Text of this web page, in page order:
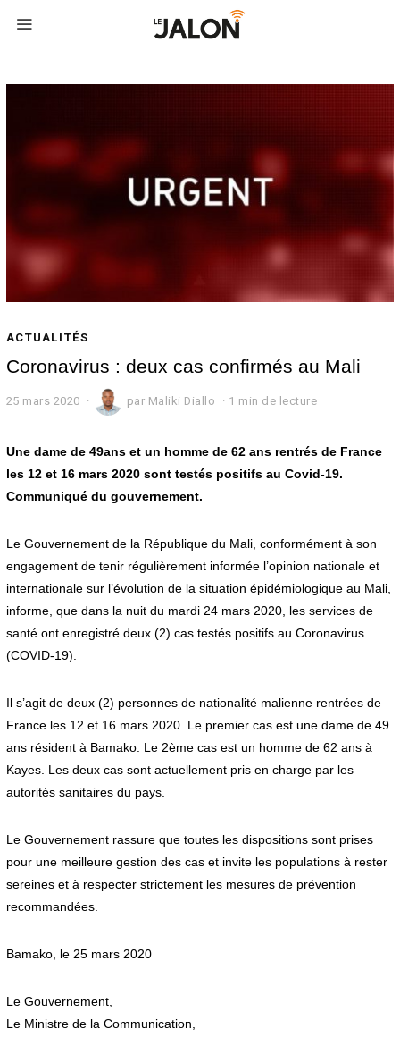
ACTUALITÉS
Coronavirus : deux cas confirmés au Mali
25 mars 2020
a
s
2
0
par Maliki Diallo 1 min de lecture
Une dame de 49ans et un homme de 62 ans rentrés de France
les 12 et 16 mars 2020 sont testés positifs au Covid-19.
Communiqué du gouvernement.
Le Gouvernement de la République du Mali, conformément à son
engagement de tenir régulièrement informée l’opinion nationale et
internationale sur l’évolution de la situation épidémiologique au Mali,
informe, que dans la nuit du mardi 24 mars 2020, les services de
santé ont enregistré deux (2) cas testés positifs au Coronavirus
(COVID-19).
Il s’agit de deux (2) personnes de nationalité malienne rentrées de
France les 12 et 16 mars 2020. Le premier cas est une dame de 49
ans résident à Bamako. Le 2ème cas est un homme de 62 ans à
Kayes. Les deux cas sont actuellement pris en charge par les
autorités sanitaires du pays.
Le Gouvernement rassure que toutes les dispositions sont prises
pour une meilleure gestion des cas et invite les populations à rester
sereines et à respecter strictement les mesures de prévention
recommandées.
Bamako, le 25 mars 2020
Le Gouvernement,
Le Ministre de la Communication,